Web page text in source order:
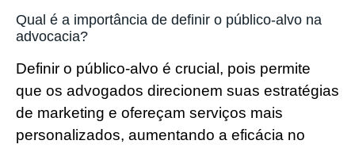
Qual é a importância de definir o público-alvo na
advocacia?
Definir o público-alvo é crucial, pois permite
que os advogados direcionem suas estratégias
de marketing e ofereçam serviços mais
personalizados, aumentando a eficácia no